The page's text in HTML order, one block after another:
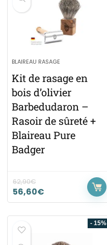
BLAIREAU RASAGE
Kit de rasage en
bois d’olivier
Barbedudaron –
Rasoir de sûreté +
Blaireau Pure
Badger
62,90€
56,60€
- 15%